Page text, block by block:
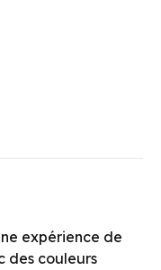
expérience de
des couleurs